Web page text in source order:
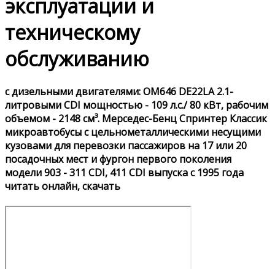
эксплуатации и
техническому
обслуживанию
с дизельными двигателями: OM646 DE22LA 2.1-
литровыми CDI мощностью - 109 л.с./ 80 кВт, рабочим
объемом - 2148 см³. Мерседес-Бенц Спринтер Классик
микроавтобусы с цельнометаллическими несущими
кузовами для перевозки пассажиров на 17 или 20
посадочных мест и фургон первого поколения
модели 903 - 311 CDI, 411 CDI выпуска с 1995 года
читать онлайн, скачать